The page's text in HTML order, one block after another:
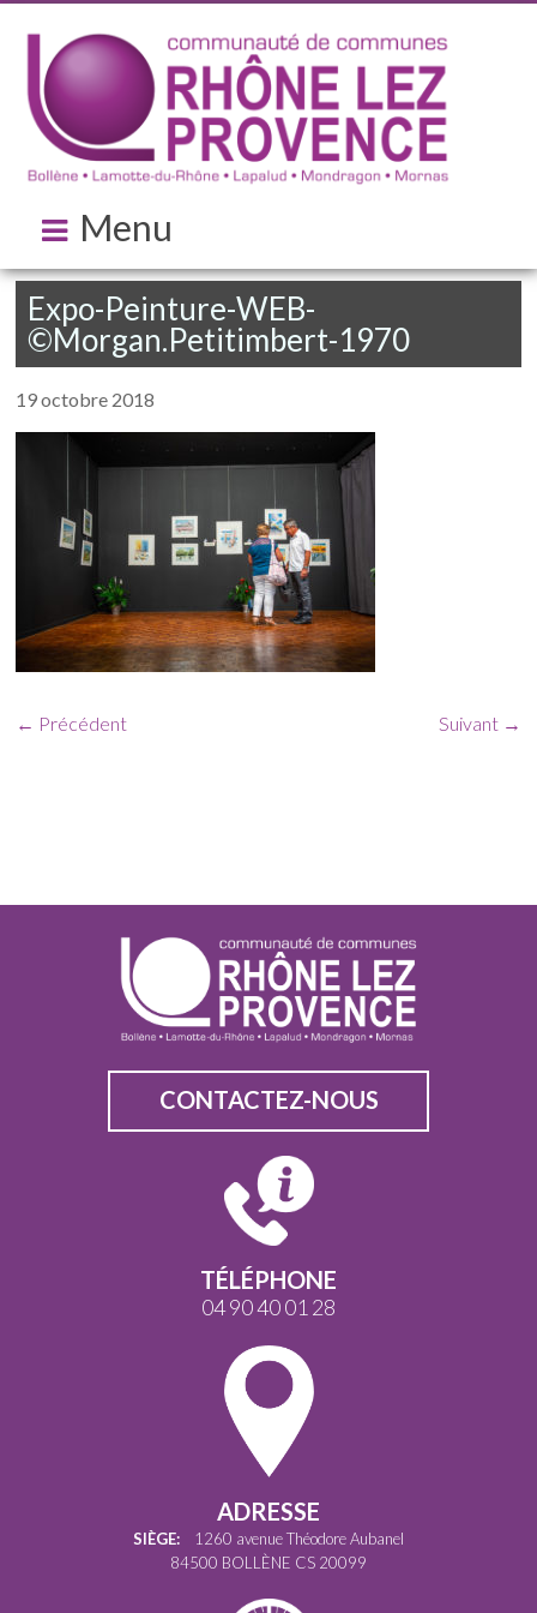
Menu
Expo-Peinture-WEB-
©Morgan.Petitimbert-1970
19 octobre 2018
← Précédent Suivant →
CONTACTEZ-NOUS
TÉLÉPHONE
04 90 40 01 28
ADRESSE
SIÈGE: 1260 avenue Théodore Aubanel
84500 BOLLÈNE CS 20099